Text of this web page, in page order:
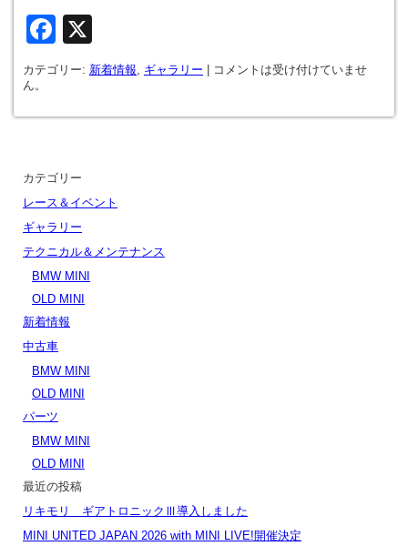
Facebook
カテゴリー: 新着情報 ギャラリー | コメントは受け付けていませ
ん。
カテゴリー
レース＆イベント
ギャラリー
テクニカル＆メンテナンス
BMW MINI
OLD MINI
新着情報
中古車
BMW MINI
OLD MINI
パーツ
BMW MINI
OLD MINI
最近の投稿
リキモリ ギアトロニックⅢ導入しました
MINI UNITED JAPAN 2026 with MINI LIVE!開催決定